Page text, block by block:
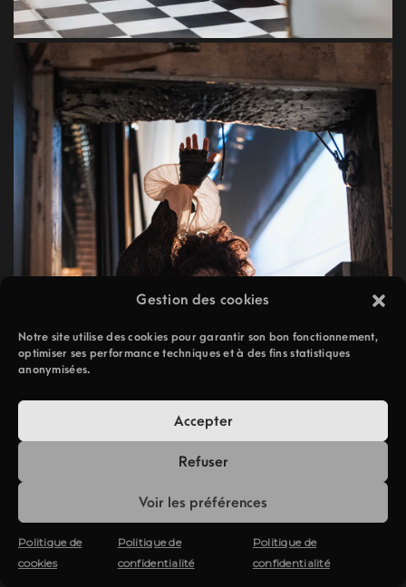
Gestion des cookies
Notre site utilise des cookies pour garantir son bon fonctionnement,
optimiser ses performance techniques et à des fins statistiques
anonymisées.
Accepter
Refuser
Voir les préférences
Politique de
cookies
Politique de
confidentialité
Politique de
confidentialité